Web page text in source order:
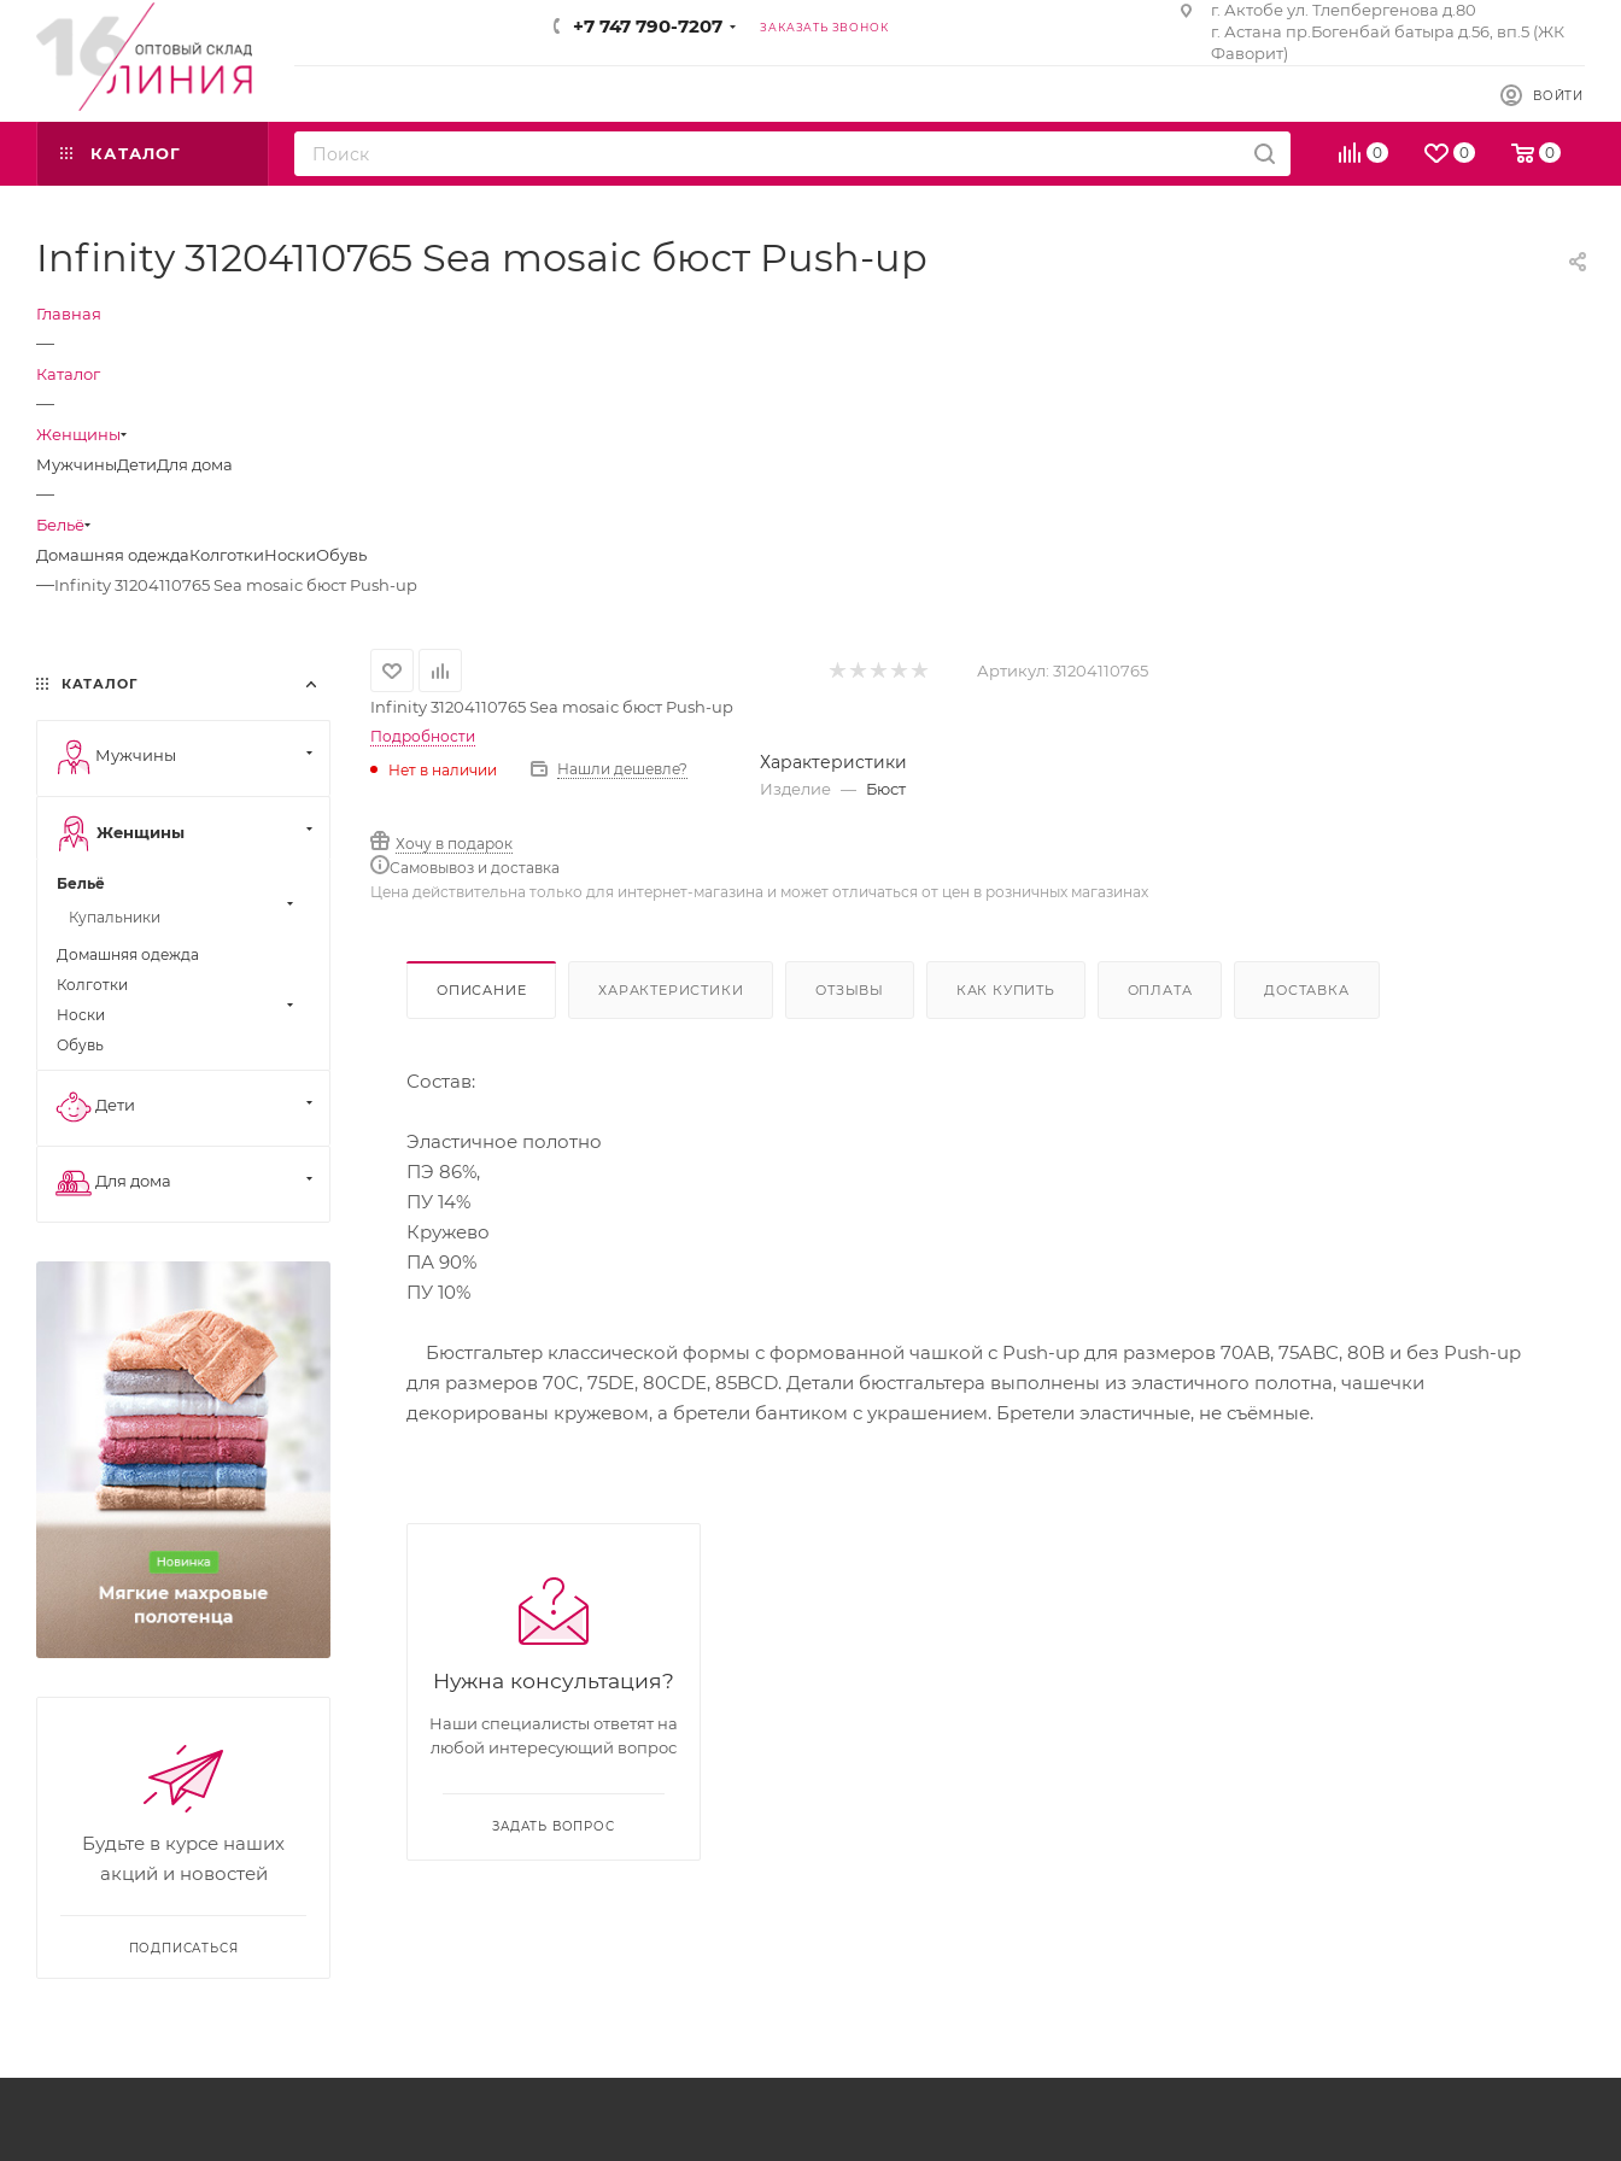
+7 747 790-7207 ЗАКАЗАТЬ ЗВОНОК
г. Актобе ул. Тлепбергенова д.80
г. Астана пр.Богенбай батыра д.56, вп.5 (ЖК
Фаворит)
ВОЙТИ
0 0 0
КАТАЛОГ
Infinity 31204110765 Sea mosaic бюст Push-up
Главная
—
Каталог
—
Женщины
МужчиныДетиДля дома
—
Бельё
Домашняя одеждаКолготкиНоскиОбувь
—Infinity 31204110765 Sea mosaic бюст Push-up
Артикул: 31204110765
Infinity 31204110765 Sea mosaic бюст Push-up
Подробности
Нет в наличии
Нашли дешевле?
Хочу в подарок
Самовывоз и доставка
Характеристики
Изделие — Бюст
Цена действительна только для интернет-магазина и может отличаться от цен в розничных магазинах
ОПИСАНИЕ ХАРАКТЕРИСТИКИ ОТЗЫВЫ КАК КУПИТЬ ОПЛАТА ДОСТАВКА
Состав:
Эластичное полотно
ПЭ 86%,
ПУ 14%
Кружево
ПА 90%
ПУ 10%
Бюстгальтер классической формы с формованной чашкой с Push-up для размеров 70AB, 75ABC, 80B и без Push-up
для размеров 70C, 75DE, 80CDE, 85BCD. Детали бюстгальтера выполнены из эластичного полотна, чашечки
декорированы кружевом, а бретели бантиком с украшением. Бретели эластичные, не съёмные.
Нужна консультация?
Наши специалисты ответят на
любой интересующий вопрос
ЗАДАТЬ ВОПРОС
КАТАЛОГ
Мужчины
Женщины
Бельё
Купальники
Домашняя одежда
Колготки
Носки
Обувь
Дети
Для дома
Будьте в курсе наших
акций и новостей
ПОДПИСАТЬСЯ